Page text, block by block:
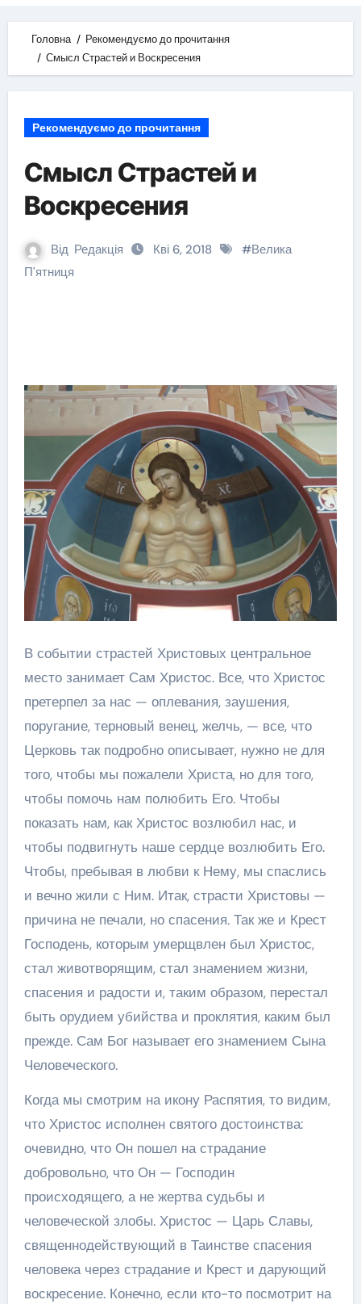
Головна
Рекомендуємо до прочитання
Смысл Страстей и Воскресения
Рекомендуємо до прочитання
Смысл Страстей и
Воскресения
Від Редакція Кві 6, 2018 #Велика
П'ятниця
В событии страстей Христовых центральное
место занимает Сам Христос. Все, что Христос
претерпел за нас — оплевания, заушения,
поругание, терновый венец, желчь, — все, что
Церковь так подробно описывает, нужно не для
того, чтобы мы пожалели Христа, но для того,
чтобы помочь нам полюбить Его. Чтобы
показать нам, как Христос возлюбил нас, и
чтобы подвигнуть наше сердце возлюбить Его.
Чтобы, пребывая в любви к Нему, мы спаслись
и вечно жили с Ним. Итак, страсти Христовы —
причина не печали, но спасения. Так же и Крест
Господень, которым умерщвлен был Христос,
стал животворящим, стал знамением жизни,
спасения и радости и, таким образом, перестал
быть орудием убийства и проклятия, каким был
прежде. Сам Бог называет его знамением Сына
Человеческого.
Когда мы смотрим на икону Распятия, то видим,
что Христос исполнен святого достоинства:
очевидно, что Он пошел на страдание
добровольно, что Он — Господин
происходящего, а не жертва судьбы и
человеческой злобы. Христос — Царь Славы,
священнодействующий в Таинстве спасения
человека через страдание и Крест и дарующий
воскресение. Конечно, если кто-то посмотрит на